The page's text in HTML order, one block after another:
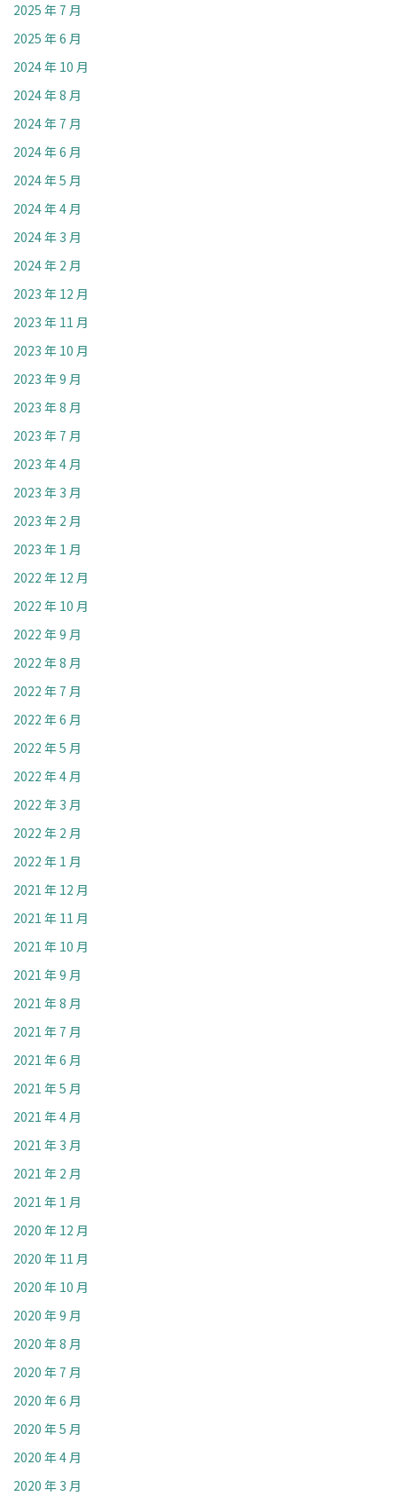
2025 年 7 月
2025 年 6 月
2024 年 10 月
2024 年 8 月
2024 年 7 月
2024 年 6 月
2024 年 5 月
2024 年 4 月
2024 年 3 月
2024 年 2 月
2023 年 12 月
2023 年 11 月
2023 年 10 月
2023 年 9 月
2023 年 8 月
2023 年 7 月
2023 年 4 月
2023 年 3 月
2023 年 2 月
2023 年 1 月
2022 年 12 月
2022 年 10 月
2022 年 9 月
2022 年 8 月
2022 年 7 月
2022 年 6 月
2022 年 5 月
2022 年 4 月
2022 年 3 月
2022 年 2 月
2022 年 1 月
2021 年 12 月
2021 年 11 月
2021 年 10 月
2021 年 9 月
2021 年 8 月
2021 年 7 月
2021 年 6 月
2021 年 5 月
2021 年 4 月
2021 年 3 月
2021 年 2 月
2021 年 1 月
2020 年 12 月
2020 年 11 月
2020 年 10 月
2020 年 9 月
2020 年 8 月
2020 年 7 月
2020 年 6 月
2020 年 5 月
2020 年 4 月
2020 年 3 月